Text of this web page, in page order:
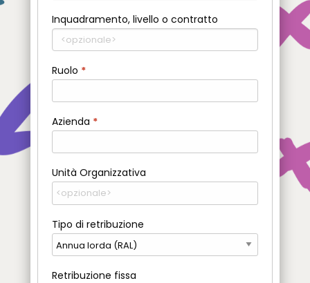
Inquadramento, livello o contratto
Ruolo *
Azienda *
Unità Organizzativa
Tipo di retribuzione
Retribuzione fissa